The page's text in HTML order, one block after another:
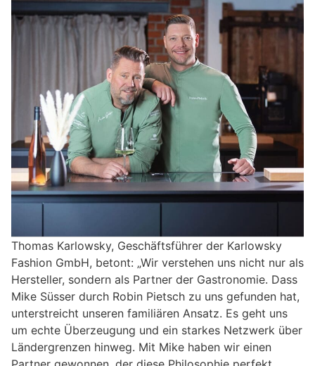
Thomas Karlowsky, Geschäftsführer der Karlowsky
Fashion GmbH, betont: „Wir verstehen uns nicht nur als
Hersteller, sondern als Partner der Gastronomie. Dass
Mike Süsser durch Robin Pietsch zu uns gefunden hat,
unterstreicht unseren familiären Ansatz. Es geht uns
um echte Überzeugung und ein starkes Netzwerk über
Ländergrenzen hinweg. Mit Mike haben wir einen